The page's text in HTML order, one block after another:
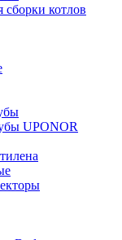
котлов
UPONOR